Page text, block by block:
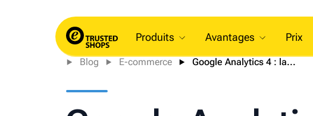
Produits Avantages Prix
Blog E-commerce Google Analytics 4 : la...